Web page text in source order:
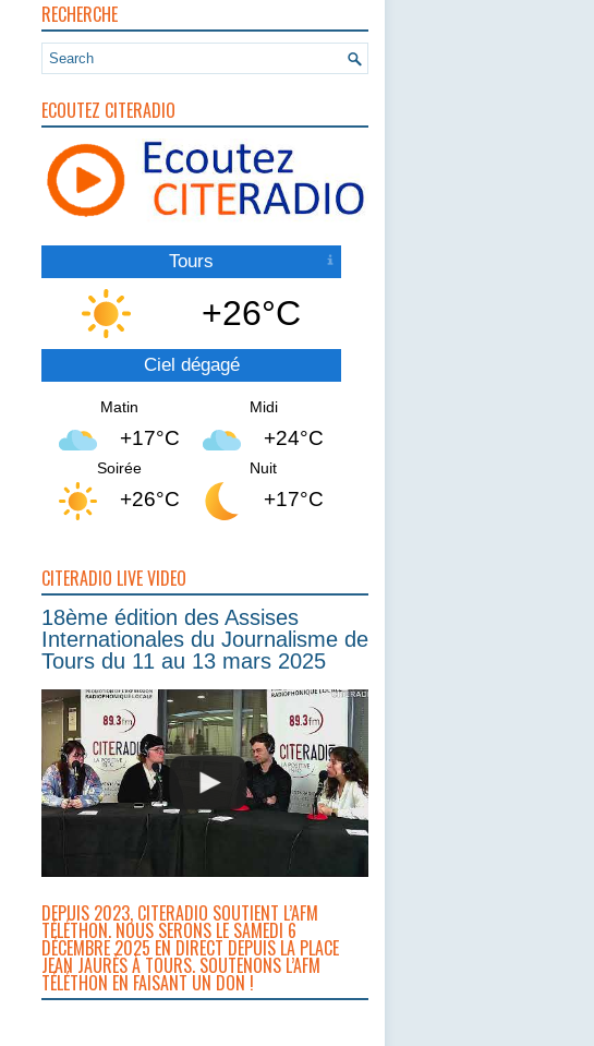
RECHERCHE
ECOUTEZ CITERADIO
Tours
+26°C
Ciel dégagé
Matin
+17°C
Midi
+24°C
Soirée
+26°C
Nuit
+17°C
CITERADIO LIVE VIDEO
18ème édition des Assises
Internationales du Journalisme de
Tours du 11 au 13 mars 2025
DEPUIS 2023, CITERADIO SOUTIENT L’AFM
TÉLÉTHON. NOUS SERONS LE SAMEDI 6
DÉCEMBRE 2025 EN DIRECT DEPUIS LA PLACE
JEAN JAURÈS À TOURS. SOUTENONS L’AFM
TÉLÉTHON EN FAISANT UN DON !